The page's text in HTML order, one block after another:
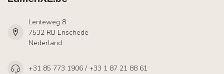
Lenteweg 8
7532 RB Enschede
Nederland
+31 85 773 1906 / +33 1 87 21 88 61